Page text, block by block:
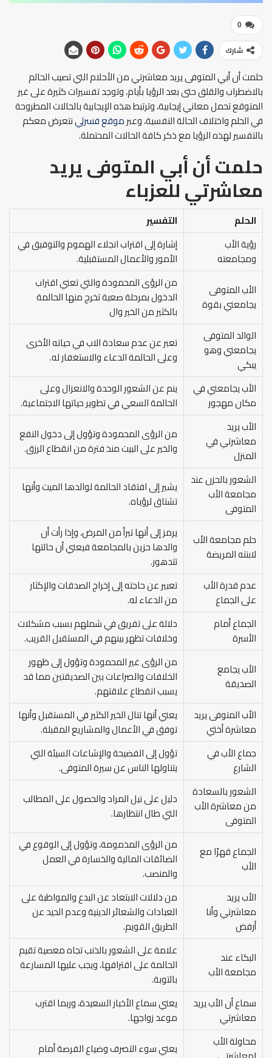
0
شارك
حلمت أن أبي المتوفى يريد معاشرتي من الأحلام التي تصيب الحالم
بالاضطراب والقلق حتى بعد الرؤيا بأيام، وتوجد تفسيرات كثيرة على غير
المتوقع تحمل معاني إيجابية، وترتبط هذه الإيجابية بالحالات المطروحة
في الحلم واختلاف الحالة النفسية، وعبرموقع فسرلينتعرض معكم
بالتفسير لهذه الرؤيا مع ذكر كافة الحالات المحتملة.
حلمت أن أبي المتوفى يريد
معاشرتيللعزباء
الحلم
التفسير
رؤية الأب
ومجامعته
إشارة إلى اقتراب انجلاء الهموم والتوفيق في
الأمور والأعمال المستقبلية.
الأب المتوفى
يجامعني بقوة
من الرؤى المحمودة والتي تعني اقتراب
الدخول بمرحلة صعبة تخرج منها الحالمة
بالكثير من الخير وال
الوالد المتوفى
يجامعني وهو
يبكي
تعبر عن عدم سعادة الاب في حياته الأخرى
وعلى الحالمة الدعاء والاستغفار له.
الأب يجامعني في
مكان مهجور
ينم عن الشعور الوحدة والانعزال وعلى
الحالمة السعي في تطوير حياتها الاجتماعية.
الأب يريد
معاشرتي في
المنزل
من الرؤى المحمودة وتؤول إلى دخول النفع
والخير على البيت منذ فترة من انقطاع الرزق.
الشعور بالحزن عند
مجامعة الأب
المتوفى
يشير إلى افتقاد الحالمة لوالدها الميت وأنها
تشتاق لرؤياه.
حلم مجامعة الأب
لابنته المريضة
يرمز إلى أنها تبرأ من المرض، وإذا رأت أن
والدها حزين بالمجامعة فيعني أن حالتها
تتدهور.
عدم قدرة الأب
على الجماع
تعبير عن حاجته إلى إخراج الصدقات والإكثار
من الدعاء له.
الجماع أمام
الأسرة
دلالة على تفريق في شملهم بسبب مشكلات
وخلافات تظهر بينهم في المستقبل القريب.
الأب يجامع
الصديقة
من الرؤى غير المحمودة وتؤول إلى ظهور
الخلافات والصراعات بين الصديقتين مما قد
يسبب انقطاع علاقتهم.
الأب المتوفى يريد
معاشرة أختي
يعني أنها تنال الخير الكثير في المستقبل وأنها
توفق في الأعمال والمشاريع المقبلة.
جماع الأب في
الشارع
تؤول إلى الفضيحة والإشاعات السيئة التي
يتناولها الناس عن سيرة المتوفى.
الشعور بالسعادة
من معاشرة الأب
المتوفى
دليل على نيل المراد والحصول على المطالب
التي طال انتظارها.
الجماع قهرًا مع
الأب
من الرؤى المذمومة، وتؤول إلى الوقوع في
الضائقات المالية والخسارة في العمل
والمنصب.
الأب يريد
معاشرتي وأنا
أرفض
من دلالات الابتعاد عن البدع والمواظبة على
العبادات والشعائر الدينية وعدم الحيد عن
الطريق القويم.
البكاء عند
مجامعة الأب
علامة على الشعور بالذنب تجاه معصية تقيم
الحالمة على اقترافها، ويجب عليها المسارعة
بالتوبة.
سماع أن الأب يريد
معاشرتي
يعني سماع الأخبار السعيدة، وربما اقترب
موعد زواجها.
محاولة الأب
يعني سوء التصرف وضياع الفرصة أمام